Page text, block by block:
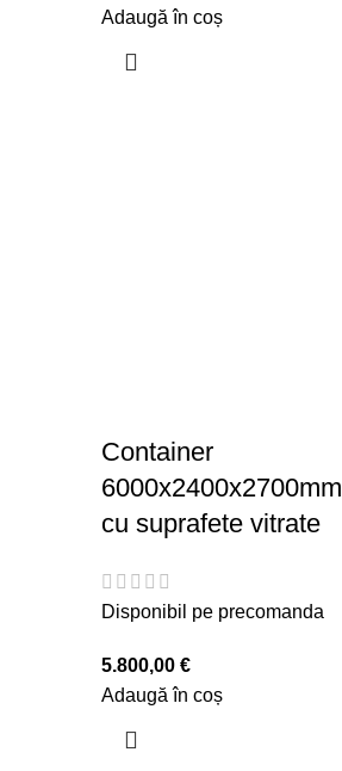
Adaugă în coș
Container
6000x2400x2700mm
cu suprafete vitrate
Disponibil pe precomanda
5.800,00 €
Adaugă în coș